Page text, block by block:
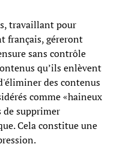
travaillant pour
français, géreront
sans contrôle
qu’ils enlèvent
des contenus
comme «haineux
de supprimer
Cela constitue une